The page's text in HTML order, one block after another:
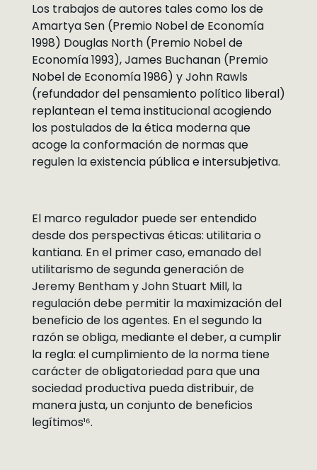
Los trabajos de autores tales como los de
Amartya Sen (Premio Nobel de Economía
1998) Douglas North (Premio Nobel de
Economía 1993), James Buchanan (Premio
Nobel de Economía 1986) y John Rawls
(refundador del pensamiento político liberal)
replantean el tema institucional acogiendo
los postulados de la ética moderna que
acoge la conformación de normas que
regulen la existencia pública e intersubjetiva.
El marco regulador puede ser entendido
desde dos perspectivas éticas: utilitaria o
kantiana. En el primer caso, emanado del
utilitarismo de segunda generación de
Jeremy Bentham y John Stuart Mill, la
regulación debe permitir la maximización del
beneficio de los agentes. En el segundo la
razón se obliga, mediante el deber, a cumplir
la regla: el cumplimiento de la norma tiene
carácter de obligatoriedad para que una
sociedad productiva pueda distribuir, de
manera justa, un conjunto de beneficios
legítimos¹⁶.